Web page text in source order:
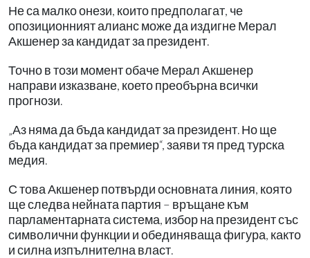
Не са малко онези, които предполагат, че
опозиционният алианс може да издигне Мерал
Акшенер за кандидат за президент.
Точно в този момент обаче Мерал Акшенер
направи изказване, което преобърна всички
прогнози.
„Аз няма да бъда кандидат за президент. Но ще
бъда кандидат за премиер“, заяви тя пред турска
медия.
С това Акшенер потвърди основната линия, която
ще следва нейната партия – връщане към
парламентарната система, избор на президент със
символични функции и обединяваща фигура, както
и силна изпълнителна власт.